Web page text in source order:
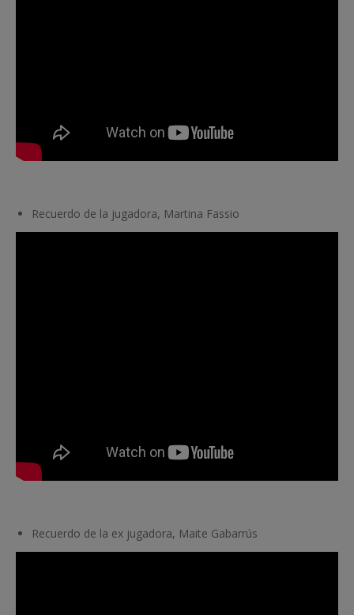
Recuerdo de la jugadora, Martina Fassio
Recuerdo de la ex jugadora, Maite Gabarrús